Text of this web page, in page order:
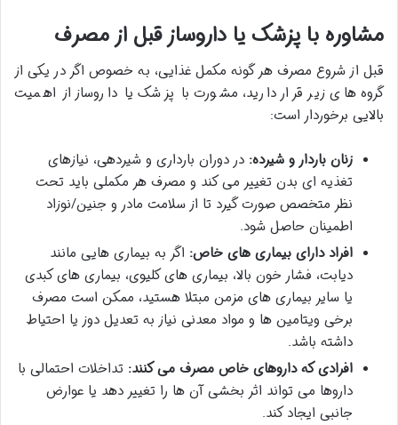
مشاوره با پزشک یا داروساز قبل از مصرف
قبل از شروع مصرف هر گونه مکمل غذایی، به خصوص اگر در یکی از
گروه های زیر قرار دارید، مشورت با پزشک یا داروساز از اهمیت
بالایی برخوردار است:
زنان باردار و شیرده: در دوران بارداری و شیردهی، نیازهای
تغذیه ای بدن تغییر می کند و مصرف هر مکملی باید تحت
نظر متخصص صورت گیرد تا از سلامت مادر و جنین/نوزاد
اطمینان حاصل شود.
افراد دارای بیماری های خاص: اگر به بیماری هایی مانند
دیابت، فشار خون بالا، بیماری های کلیوی، بیماری های کبدی
یا سایر بیماری های مزمن مبتلا هستید، ممکن است مصرف
برخی ویتامین ها و مواد معدنی نیاز به تعدیل دوز یا احتیاط
داشته باشد.
افرادی که داروهای خاص مصرف می کنند: تداخلات احتمالی با
داروها می تواند اثر بخشی آن ها را تغییر دهد یا عوارض
جانبی ایجاد کند.